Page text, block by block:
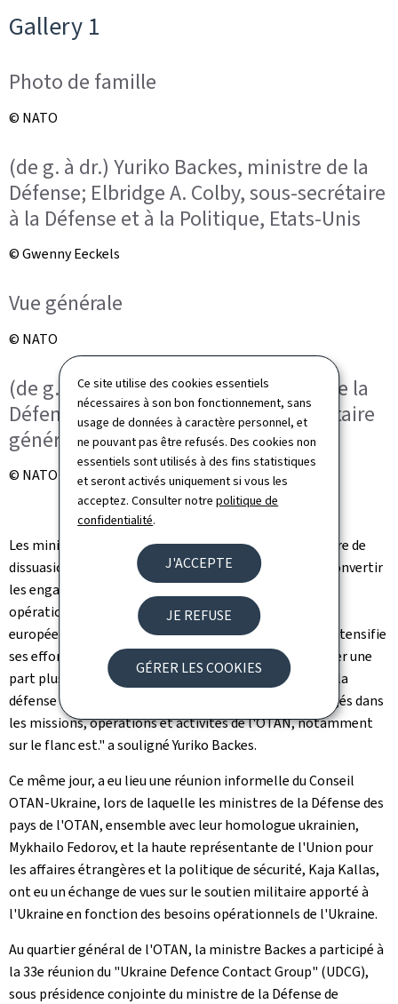
Ce site utilise des cookies essentiels
nécessaires à son bon fonctionnement, sans
usage de données à caractère personnel, et
ne pouvant pas être refusés. Des cookies non
essentiels sont utilisés à des fins statistiques
et seront activés uniquement si vous les
acceptez. Consulter notrepolitique de
confidentialité.
J'ACCEPTE
JE REFUSE
GÉRER LES COOKIES
Gallery 1
Photo de famille
© NATO
(de g. à dr.) Yuriko Backes, ministre de la
Défense; Elbridge A. Colby, sous-secrétaire
à la Défense et à la Politique, Etats-Unis
© Gwenny Eeckels
Vue générale
© NATO
(de g. à dr.) Yuriko Backes, ministre de la
Défense; Radmila Shekerinska, secrétaire
générale déléguée de l’OTAN
© NATO
Les ministres ont discuté du renforcement de la posture de
dissuasion et de défense de l'Alliance et du besoin de convertir
les engagements financiers en capacités militaires
opérationnelles et des forces déployables. "Les alliés
européens intensifient leurs efforts. Le Luxembourg intensifie
ses efforts et nous sommes prêts et disposés à assumer une
part plus importante du fardeau de la dissuasion et de la
défense de la zone euro-atlantique, pleinement engagés dans
les missions, opérations et activités de l'OTAN, notamment
sur le flanc est." a souligné Yuriko Backes.
Ce même jour, a eu lieu une réunion informelle du Conseil
OTAN-Ukraine, lors de laquelle les ministres de la Défense des
pays de l'OTAN, ensemble avec leur homologue ukrainien,
Mykhailo Fedorov, et la haute représentante de l'Union pour
les affaires étrangères et la politique de sécurité, Kaja Kallas,
ont eu un échange de vues sur le soutien militaire apporté à
l'Ukraine en fonction des besoins opérationnels de l'Ukraine.
Au quartier général de l'OTAN, la ministre Backes a participé à
la 33e réunion du "Ukraine Defence Contact Group" (UDCG),
sous présidence conjointe du ministre de la Défense de